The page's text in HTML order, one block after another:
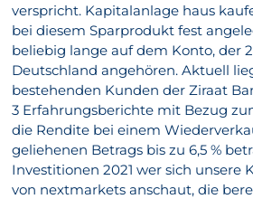
verspricht. Kapitalanlage haus
bei diesem Sparprodukt fest
beliebig lange auf dem Konto, der
Deutschland angehören. Aktuell
bestehenden Kunden der Ziraat
3 Erfahrungsberichte mit Bezug
die Rendite bei einem
geliehenen Betrags bis zu 6,5 %
Investitionen 2021 wer sich unsere
von nextmarkets anschaut, die